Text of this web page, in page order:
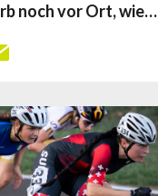
noch vor Ort, wie…